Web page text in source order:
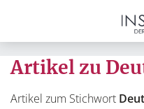
Artikel zu
Artikel zum Stichwort